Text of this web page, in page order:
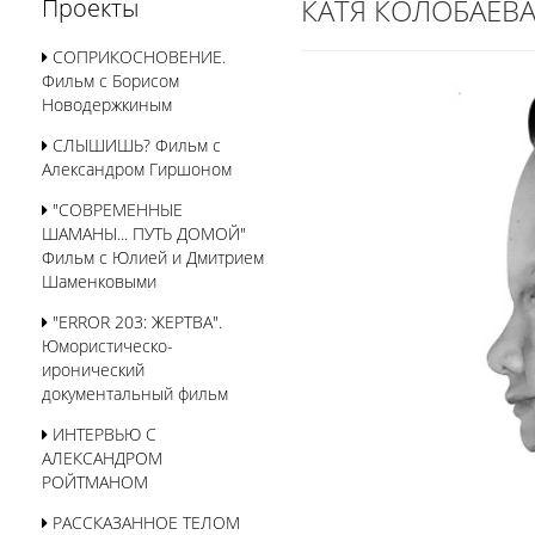
Проекты
СОПРИКОСНОВЕНИЕ.
Фильм с Борисом
Новодержкиным
СЛЫШИШЬ? Фильм с
Александром Гиршоном
"СОВРЕМЕННЫЕ
ШАМАНЫ... ПУТЬ ДОМОЙ"
Фильм с Юлией и Дмитрием
Шаменковыми
"ERROR 203: ЖЕРТВА".
Юмористическо-
иронический
документальный фильм
ИНТЕРВЬЮ С
АЛЕКСАНДРОМ
РОЙТМАНОМ
РАССКАЗАННОЕ ТЕЛОМ
КАТЯ